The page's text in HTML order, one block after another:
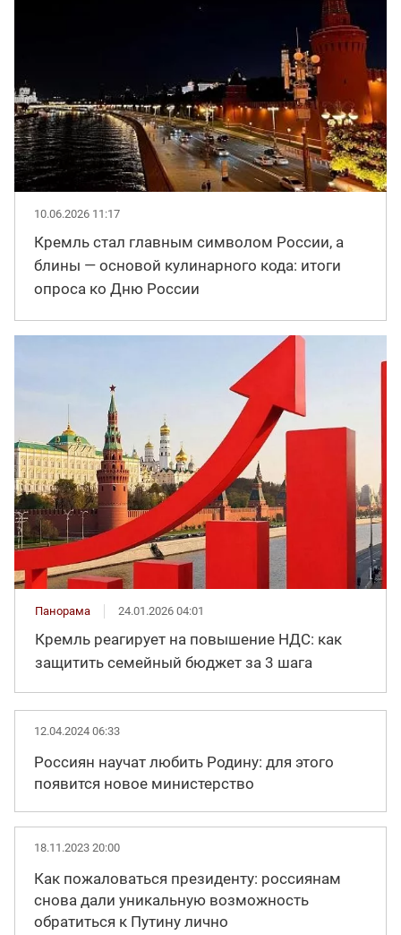
10.06.2026 11:17
Кремль стал главным символом России, а
блины — основой кулинарного кода: итоги
опроса ко Дню России
Панорама 24.01.2026 04:01
Кремль реагирует на повышение НДС: как
защитить семейный бюджет за 3 шага
12.04.2024 06:33
Россиян научат любить Родину: для этого
появится новое министерство
18.11.2023 20:00
Как пожаловаться президенту: россиянам
снова дали уникальную возможность
обратиться к Путину лично